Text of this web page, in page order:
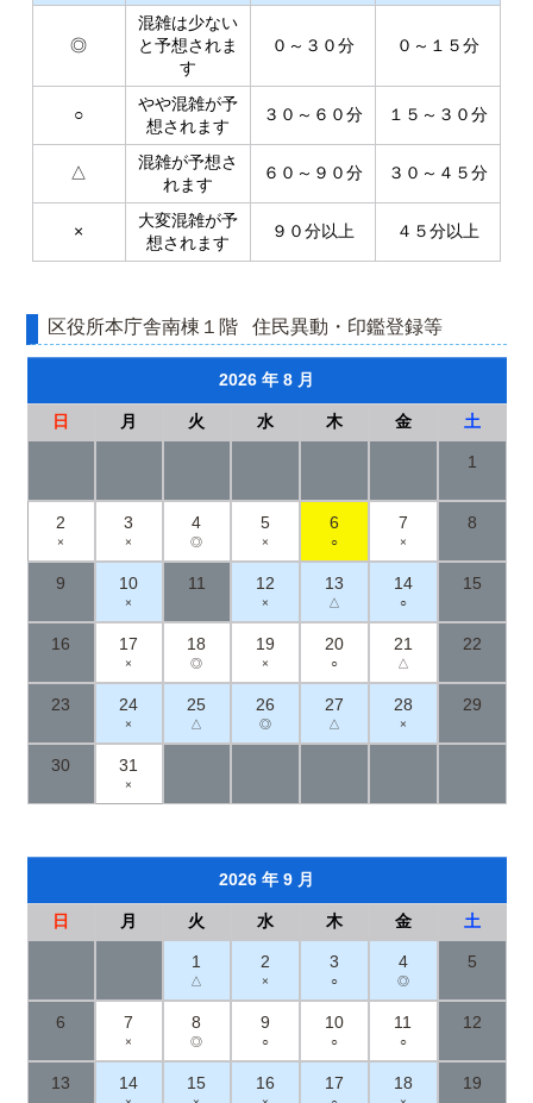
◎
混雑は少ない
と予想されま
す
０～３０分 ０～１５分
○
やや混雑が予
想されます
３０～６０分 １５～３０分
△
混雑が予想さ
れます
６０～９０分 ３０～４５分
×
大変混雑が予
想されます
９０分以上 ４５分以上
区役所本庁舎南棟１階 住民異動・印鑑登録等
2026 年 8 月
日 月 火 水 木 金 土
1
2
×
3
×
4
◎
5
×
6
○
7
×
8
9 10
×
11 12
×
13
△
14
○
15
16 17
×
18
◎
19
×
20
○
21
△
22
23 24
×
25
△
26
◎
27
△
28
×
29
30 31
×
2026 年 9 月
日 月 火 水 木 金 土
1
△
2
×
3
○
4
◎
5
6 7
×
8
◎
9
○
10
○
11
○
12
13 14 15 16 17 18 19